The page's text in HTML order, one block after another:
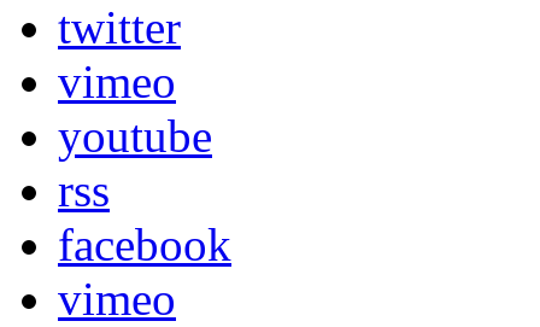
twitter
vimeo
youtube
rss
facebook
vimeo